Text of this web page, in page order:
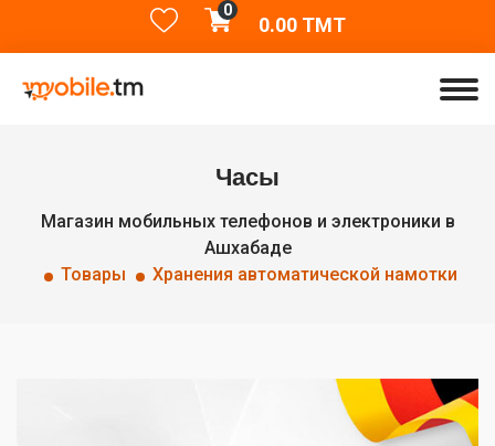
0
0.00TMT
Часы
Магазин мобильных телефонов и электроники в
Ашхабаде
Товары
Хранения автоматической намотки